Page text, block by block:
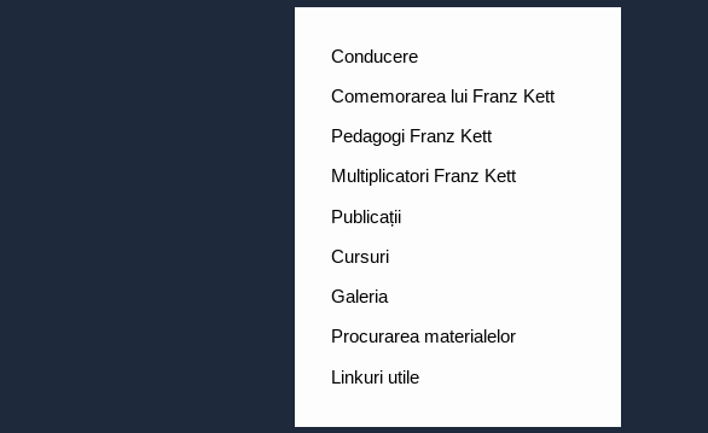
Conducere
Comemorarea lui Franz Kett
Pedagogi Franz Kett
Multiplicatori Franz Kett
Publicații
Cursuri
Galeria
Procurarea materialelor
Linkuri utile